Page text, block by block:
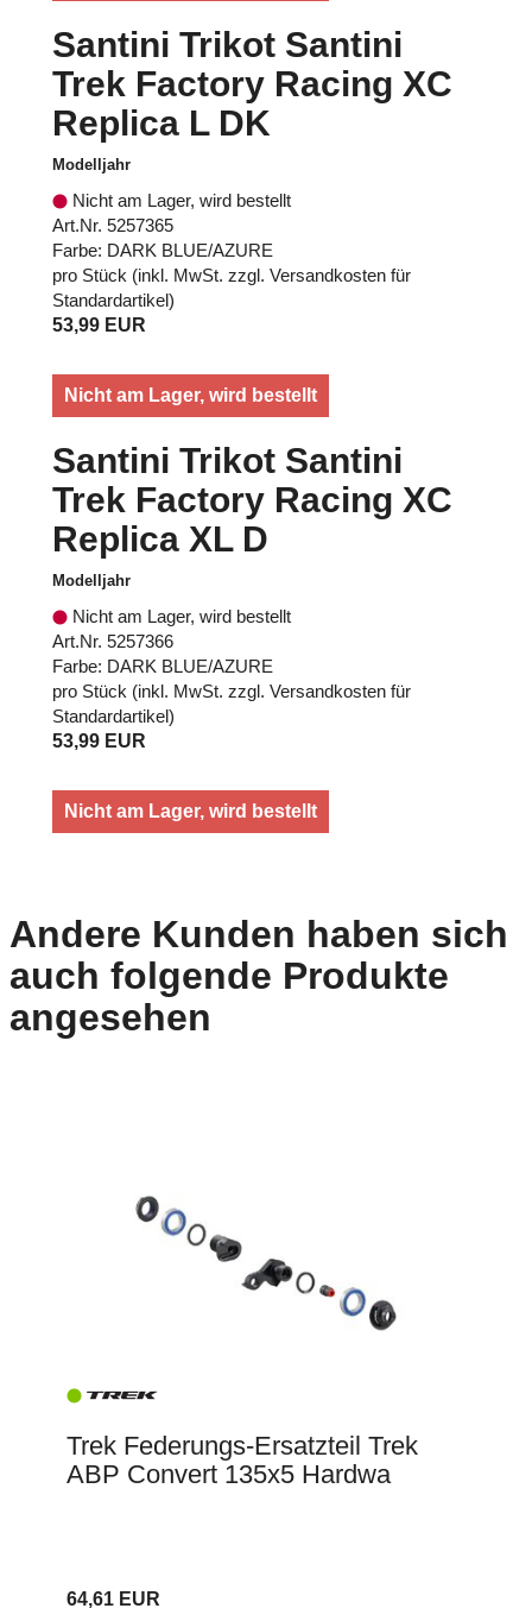
Santini Trikot Santini
Trek Factory Racing XC
Replica L DK
Modelljahr
Nicht am Lager, wird bestellt
Art.Nr. 5257365
Farbe: DARK BLUE/AZURE
pro Stück (inkl. MwSt. zzgl. Versandkosten für
Standardartikel)
53,99 EUR
Nicht am Lager, wird bestellt
Santini Trikot Santini
Trek Factory Racing XC
Replica XL D
Modelljahr
Nicht am Lager, wird bestellt
Art.Nr. 5257366
Farbe: DARK BLUE/AZURE
pro Stück (inkl. MwSt. zzgl. Versandkosten für
Standardartikel)
53,99 EUR
Nicht am Lager, wird bestellt
Andere Kunden haben sich
auch folgende Produkte
angesehen
Trek Federungs-Ersatzteil Trek
ABP Convert 135x5 Hardwa
64,61 EUR